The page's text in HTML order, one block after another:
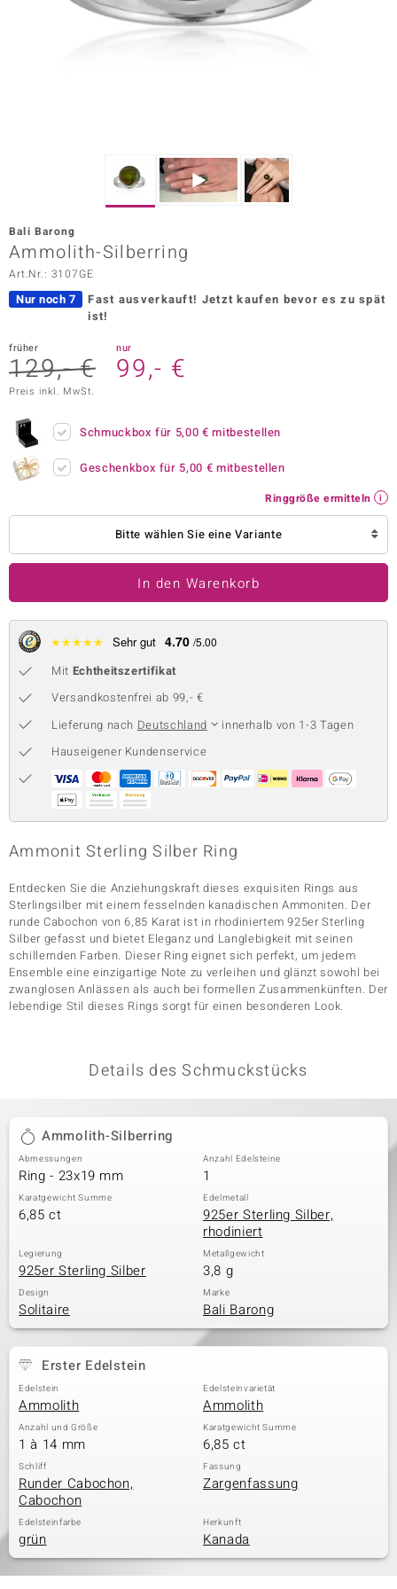
Vogue
BY DE MELO
Collection
Classics
Bali Barong
Ammolith-Silberring
Art.Nr.: 3107GE
Nur noch 7 Fast ausverkauft! Jetzt kaufen bevor es zu spät
ist!
früher
129,- €
nur
99,- €
Preis inkl. MwSt.
Schmuckbox für 5,00 € mitbestellen
Geschenkbox für 5,00 € mitbestellen
Ringgröße ermitteln
Bitte wählen Sie eine Variante
In den Warenkorb
★★★★★ Sehr gut 4.70 /5.00
Mit Echtheitszertifikat
Versandkostenfrei ab 99,- €
Lieferung nach Deutschland
innerhalb von 1-3 Tagen
Hauseigener Kundenservice
Ammonit Sterling Silber Ring
Entdecken Sie die Anziehungskraft dieses exquisiten Rings aus
Sterlingsilber mit einem fesselnden kanadischen Ammoniten. Der
runde Cabochon von 6,85 Karat ist in rhodiniertem 925er Sterling
Silber gefasst und bietet Eleganz und Langlebigkeit mit seinen
schillernden Farben. Dieser Ring eignet sich perfekt, um jedem
Ensemble eine einzigartige Note zu verleihen und glänzt sowohl bei
zwanglosen Anlässen als auch bei formellen Zusammenkünften. Der
lebendige Stil dieses Rings sorgt für einen besonderen Look.
Details des Schmuckstücks
Ammolith-Silberring
Abmessungen
Ring - 23x19 mm
Anzahl Edelsteine
1
Karatgewicht Summe
6,85 ct
Edelmetall
925er Sterling Silber,
rhodiniert
Legierung
925er Sterling Silber
Metallgewicht
3,8 g
Design
Solitaire
Marke
Bali Barong
Erster Edelstein
Edelstein
Ammolith
Edelsteinvarietät
Ammolith
Anzahl und Größe
1 à 14 mm
Karatgewicht Summe
6,85 ct
Schliff
Runder Cabochon,
Cabochon
Fassung
Zargenfassung
Edelsteinfarbe
grün
Herkunft
Kanada